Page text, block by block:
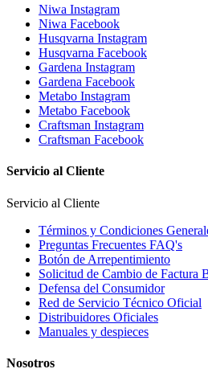
Niwa Instagram
Niwa Facebook
Husqvarna Instagram
Husqvarna Facebook
Gardena Instagram
Gardena Facebook
Metabo Instagram
Metabo Facebook
Craftsman Instagram
Craftsman Facebook
Servicio al Cliente
Servicio al Cliente
Términos y Condiciones
Preguntas Frecuentes FAQ's
Botón de Arrepentimiento
Solicitud de Cambio de Factura
Defensa del Consumidor
Red de Servicio Técnico Oficial
Distribuidores Oficiales
Manuales y despieces
Nosotros